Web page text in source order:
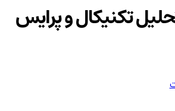
تکنیکال و پرایس